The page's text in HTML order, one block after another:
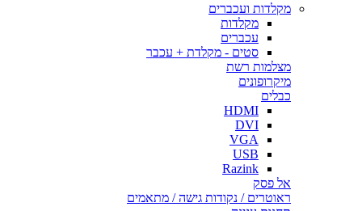
מקלדות ועכברים
מקלדות
עכברים
סטים - מקלדת + עכבר
מצלמות רשת
מיקרופונים
כבלים
HDMI
DVI
VGA
USB
Razink
אל פסק
ראוטרים / נקודות גישה / מתאמים